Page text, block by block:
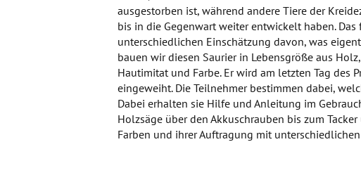
ausgestorben ist, während andere Tiere der
bis in die Gegenwart weiter entwickelt haben.
unterschiedlichen Einschätzung davon, was
bauen wir diesen Saurier in Lebensgröße aus
Hautimitat und Farbe. Er wird am letzten Tag
eingeweiht. Die Teilnehmer bestimmen dabei,
Dabei erhalten sie Hilfe und Anleitung im
Holzsäge über den Akkuschrauben bis zum
Farben und ihrer Auftragung mit